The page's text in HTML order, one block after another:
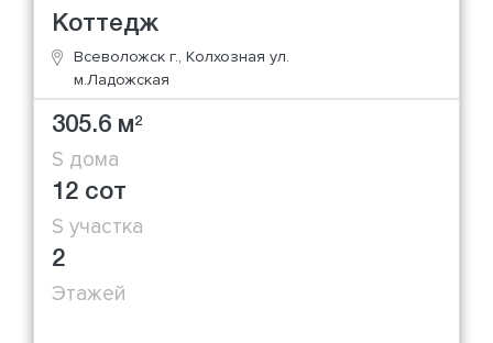
Коттедж
Всеволожск г., Колхозная ул.
м.Ладожская
305.6 м2
S дома
12 сот
S участка
2
Этажей